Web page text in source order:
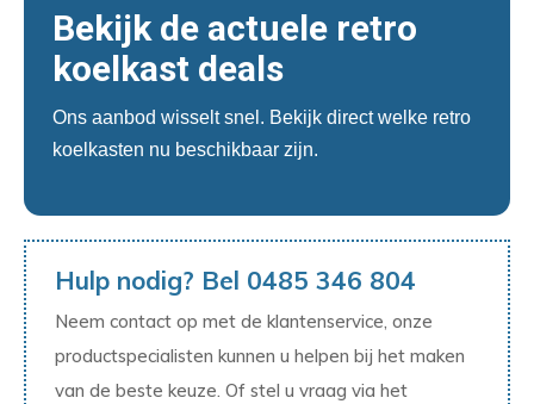
Bekijk de actuele retro
koelkast deals
Ons aanbod wisselt snel. Bekijk direct welke retro
koelkasten nu beschikbaar zijn.
Hulp nodig? Bel 0485 346 804
Neem contact op met de klantenservice, onze
productspecialisten kunnen u helpen bij het maken
van de beste keuze. Of stel u vraag via het